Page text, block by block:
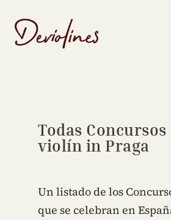
Todas Concursos
violín in Praga
Un listado de los
que se celebran en